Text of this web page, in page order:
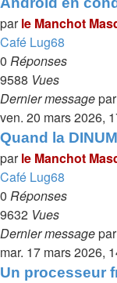
parle Manchot
Café Lug68
0 Réponses
9588 Vues
Dernier messagepar
ven. 20 mars 2026,
Quand la
parle Manchot
Café Lug68
0 Réponses
9632 Vues
Dernier messagepar
mar. 17 mars 2026,
Un processeur